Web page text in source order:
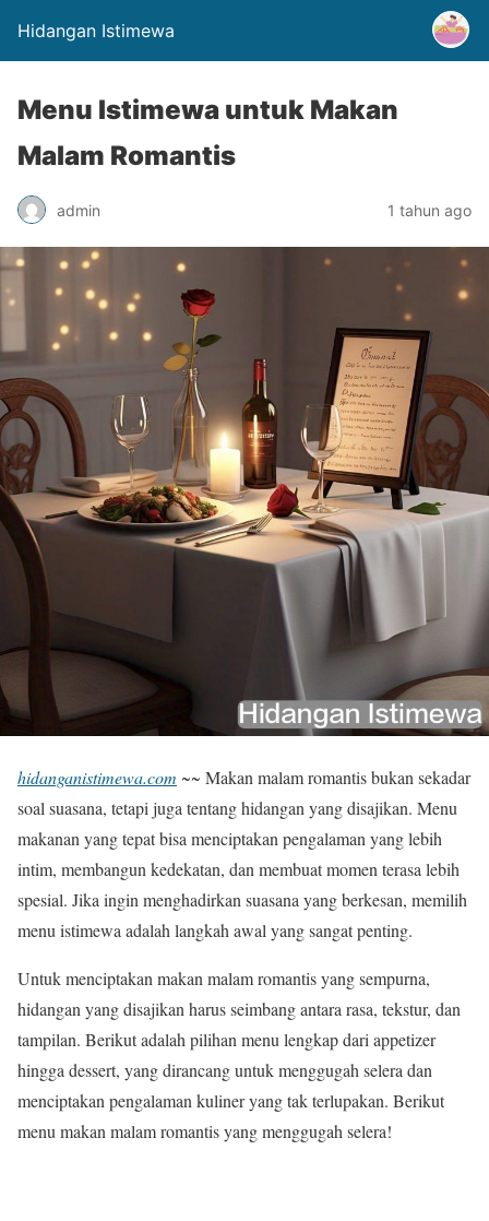
Hidangan Istimewa
Menu Istimewa untuk Makan
Malam Romantis
admin 1 tahun ago
hidanganistimewa.com ~~ Makan malam romantis bukan sekadar
soal suasana, tetapi juga tentang hidangan yang disajikan. Menu
makanan yang tepat bisa menciptakan pengalaman yang lebih
intim, membangun kedekatan, dan membuat momen terasa lebih
spesial. Jika ingin menghadirkan suasana yang berkesan, memilih
menu istimewa adalah langkah awal yang sangat penting.
Untuk menciptakan makan malam romantis yang sempurna,
hidangan yang disajikan harus seimbang antara rasa, tekstur, dan
tampilan. Berikut adalah pilihan menu lengkap dari appetizer
hingga dessert, yang dirancang untuk menggugah selera dan
menciptakan pengalaman kuliner yang tak terlupakan. Berikut
menu makan malam romantis yang menggugah selera!